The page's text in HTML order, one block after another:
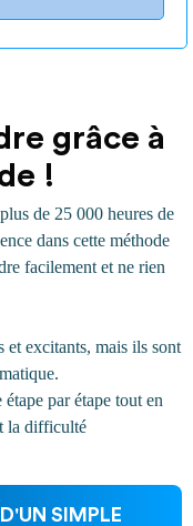
grâce à
!
de 25 000 heures de
dans cette méthode
facilement et ne rien
et excitants, mais ils sont
par étape tout en
la difficulté
SIMPLE